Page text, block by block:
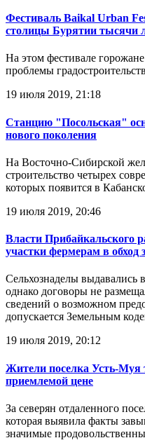
Фестиваль Baikal Urban
столицы Бурятии тысячи
На этом фестивале
проблемы
19 июля 2019, 21:18
Станцию "Посольская"
нового поколения
На Восточно-Сибирской
строительство четырех
которых появится в
19 июля 2019, 20:46
Власти Прибайкальского
участки фермерам в обход
Сельхознаделы выдавались
однако договоры не
сведений о возможном
допускается Земельным
19 июля 2019, 20:12
Жители поселка Усть-Муя
приемлемой цене
За северян отдаленного
которая выявила факты
значимые